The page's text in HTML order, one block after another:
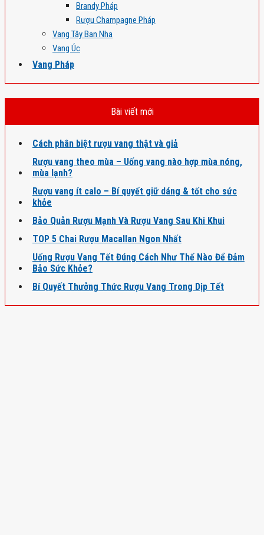
Brandy Pháp
Rượu Champagne Pháp
Vang Tây Ban Nha
Vang Úc
Vang Pháp
Bài viết mới
Cách phân biệt rượu vang thật và giả
Rượu vang theo mùa – Uống vang nào hợp mùa nóng,
mùa lạnh?
Rượu vang ít calo – Bí quyết giữ dáng & tốt cho sức
khỏe
Bảo Quản Rượu Mạnh Và Rượu Vang Sau Khi Khui
TOP 5 Chai Rượu Macallan Ngon Nhất
Uống Rượu Vang Tết Đúng Cách Như Thế Nào Để Đảm
Bảo Sức Khỏe?
Bí Quyết Thưởng Thức Rượu Vang Trong Dịp Tết